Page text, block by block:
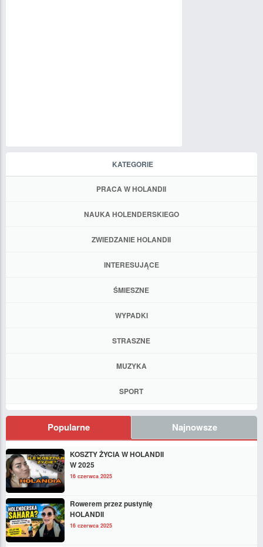
KATEGORIE
PRACA W HOLANDII
NAUKA HOLENDERSKIEGO
ZWIEDZANIE HOLANDII
INTERESUJĄCE
ŚMIESZNE
WYPADKI
STRASZNE
MUZYKA
SPORT
Popularne Najnowsze
KOSZTY ŻYCIA W HOLANDII
W 2025
16 czerwca 2025
Rowerem przez pustynię
HOLANDII
16 czerwca 2025